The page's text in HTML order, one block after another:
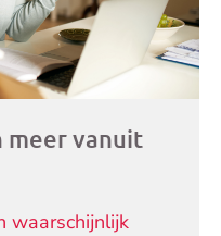
meer vanuit
waarschijnlijk